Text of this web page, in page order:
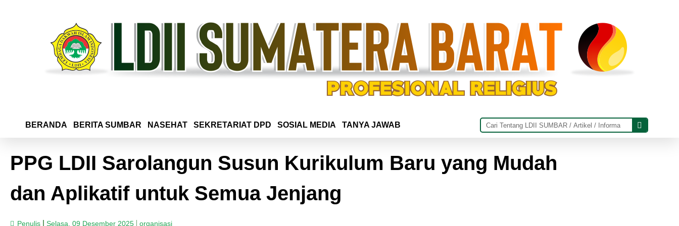
BERANDA BERITA SUMBAR NASEHAT SEKRETARIAT DPD SOSIAL MEDIA TANYA JAWAB
PPG LDII Sarolangun Susun Kurikulum Baru yang Mudah
dan Aplikatif untuk Semua Jenjang
Penulis Selasa, 09 Desember 2025 organisasi